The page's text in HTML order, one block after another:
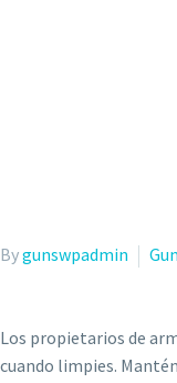
Bygunswpadmin
Los propietarios de
cuando limpies.